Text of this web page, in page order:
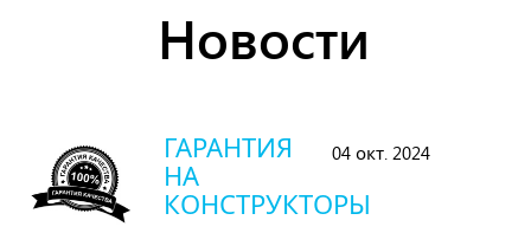
Новости
04 окт. 2024
ГАРАНТИЯ
НА
КОНСТРУКТОРЫ